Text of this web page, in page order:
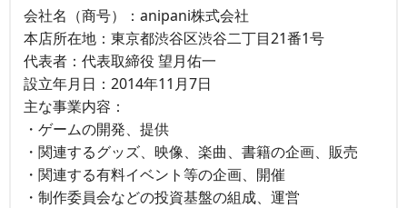
会社名（商号）：anipani株式会社
本店所在地：東京都渋谷区渋谷二丁目21番1号
代表者：代表取締役 望月佑一
設立年月日：2014年11月7日
主な事業内容：
・ゲームの開発、提供
・関連するグッズ、映像、楽曲、書籍の企画、販売
・関連する有料イベント等の企画、開催
・制作委員会などの投資基盤の組成、運営